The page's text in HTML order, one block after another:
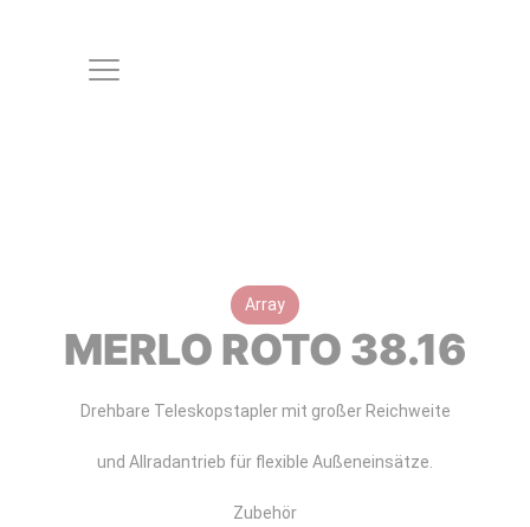
Array
MERLO ROTO 38.16
Drehbare Teleskopstapler mit großer Reichweite
und Allradantrieb für flexible Außeneinsätze.
Zubehör